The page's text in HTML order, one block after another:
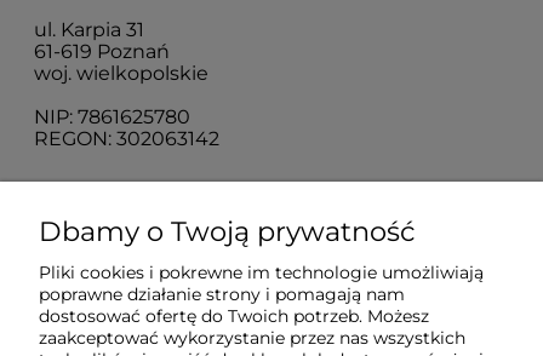
ul. Karpia 31
61-619 Poznań
woj. wielkopolskie
NIP: 7861625780
REGON: 302063142
O nas
Obsługa klienta
Dbamy o Twoją prywatność
Pliki cookies i pokrewne im technologie umożliwiają
poprawne działanie strony i pomagają nam
dostosować ofertę do Twoich potrzeb. Możesz
zaakceptować wykorzystanie przez nas wszystkich